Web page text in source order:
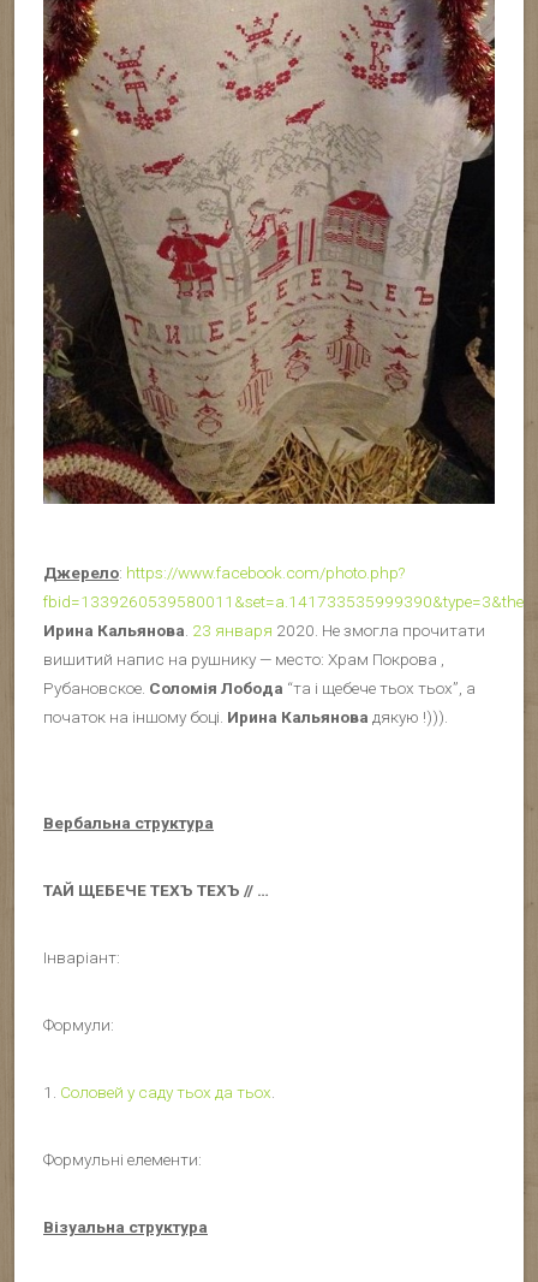
Джерело: https://www.facebook.com/photo.php?
Ирина Кальянова 23 января 2020. Не змогла прочитати
вишитий напис на рушнику — место: Храм Покрова ,
Рубановское. Соломія Лобода “та і щебече тьох тьох”, а
початок на іншому боці. Ирина Кальянова дякую !))).
Вербальна структура
ТАЙ ЩЕБЕЧЕ ТЕХЪ ТЕХЪ // …
Інваріант:
Формули:
1. Соловей у саду тьох да тьох
Формульні елементи:
Візуальна структура